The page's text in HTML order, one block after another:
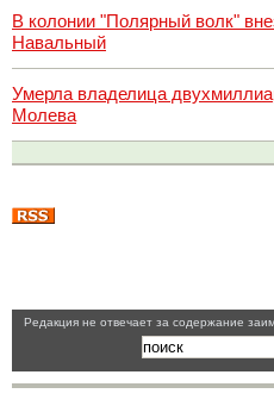
В колонии "Полярный волк"
Навальный
Умерла владелица
Молева
Pедакция не отвечает за содержание